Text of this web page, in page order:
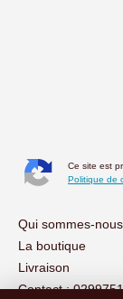
Ce site est
Politique de
Qui sommes-
La boutique
Livraison
Contact :